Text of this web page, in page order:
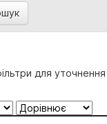
для уточнення